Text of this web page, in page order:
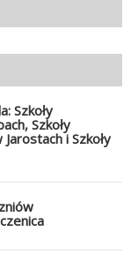
Szkoły
Szkoły
i Szkoły